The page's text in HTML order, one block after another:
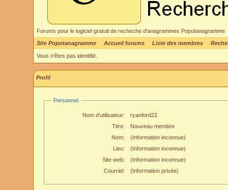
Forums pour le logiciel gratuit de recheche d'anagrammes Popotanagramme
Site Popotanagramme
Accueil forums Liste des membres
Vous n'êtes pas identifié.
Profil
Personnel
Nom d'utilisateur:
ryanford22
Titre:
Nouveau membre
Nom:
(Information inconnue)
Lieu:
(Information inconnue)
Site web:
(Information inconnue)
Courriel:
(Information privée)